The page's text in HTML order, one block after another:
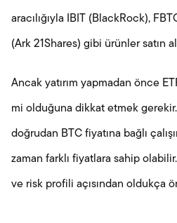
aracılığıyla IBIT (BlackRock),
(Ark 21Shares) gibi ürünler satın
Ancak yatırım yapmadan önce
mi olduğuna dikkat etmek
doğrudan BTC fiyatına bağlı
zaman farklı fiyatlara sahip olabilir.
ve risk profili açısından oldukça